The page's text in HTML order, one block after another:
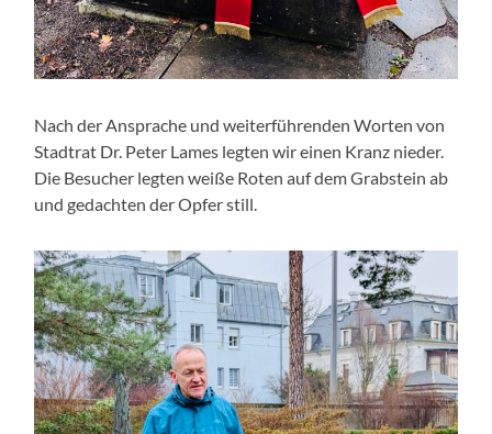
Nach der Ansprache und weiterführenden Worten von
Stadtrat Dr. Peter Lames legten wir einen Kranz nieder.
Die Besucher legten weiße Roten auf dem Grabstein ab
und gedachten der Opfer still.